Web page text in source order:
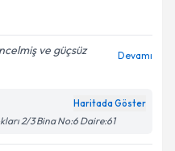
ve güçsüz
Devamı
Haritada Göster
2/3 Bina No:6 Daire:61